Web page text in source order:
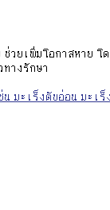
วยเพิ่มโอกาสหาย โ
ทางรักษา